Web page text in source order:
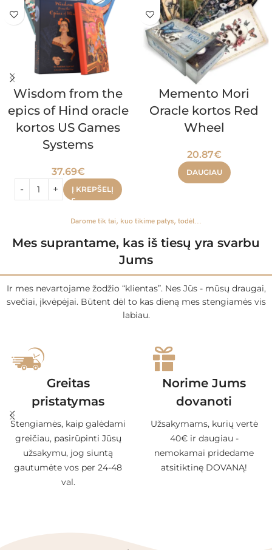
Wisdom from the
epics of Hind oracle
kortos US Games
Systems
37.69€
Į KREPŠELĮ
Memento Mori
Oracle kortos Red
Wheel
20.87€
DAUGIAU
Darome tik tai, kuo tikime patys, todėl...
Mes suprantame, kas iš tiesų yra svarbu
Jums
Ir mes nevartojame žodžio “klientas”. Nes Jūs - mūsų draugai,
svečiai, įkvėpėjai. Būtent dėl to kas dieną mes stengiamės vis
labiau.
Greitas
pristatymas
Stengiamės, kaip galėdami
greičiau, pasirūpinti Jūsų
užsakymu, jog siuntą
gautumėte vos per 24-48
val.
Norime Jums
dovanoti
Užsakymams, kurių vertė
40€ ir daugiau -
nemokamai pridedame
atsitiktinę DOVANĄ!